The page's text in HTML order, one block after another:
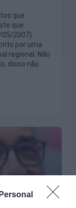
que
que
05/2007)
por uma
regional. Não
disso não